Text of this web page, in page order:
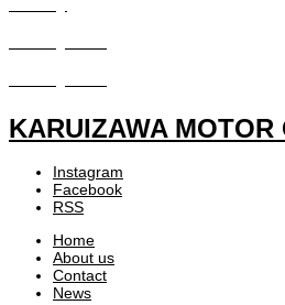
KARUIZAWA MOTOR
Instagram
Facebook
RSS
Home
About us
Contact
News